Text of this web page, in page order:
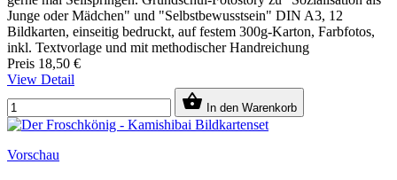
Junge oder Mädchen" und "Selbstbewusstsein" DIN A3, 12
Bildkarten, einseitig bedruckt, auf festem 300g-Karton, Farbfotos,
inkl. Textvorlage und mit methodischer Handreichung
Preis 18,50 €
View Detail
 In den Warenkorb
Vorschau